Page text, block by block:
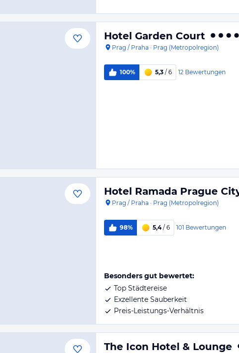
Hotel Garden Court
Prag / Praha · Prag (Metropolregion)
100% 5,3 / 6 12 Bewertungen
Hotel Ramada Prague
Prag / Praha · Prag (Metropolregion)
98% 5,4/ 6 101 Bewertungen
Besonders gut bewertet:
Top Städtereise
Exzellente Sauberkeit
Preis-Leistungs-Verhältnis
The Icon Hotel & Lounge